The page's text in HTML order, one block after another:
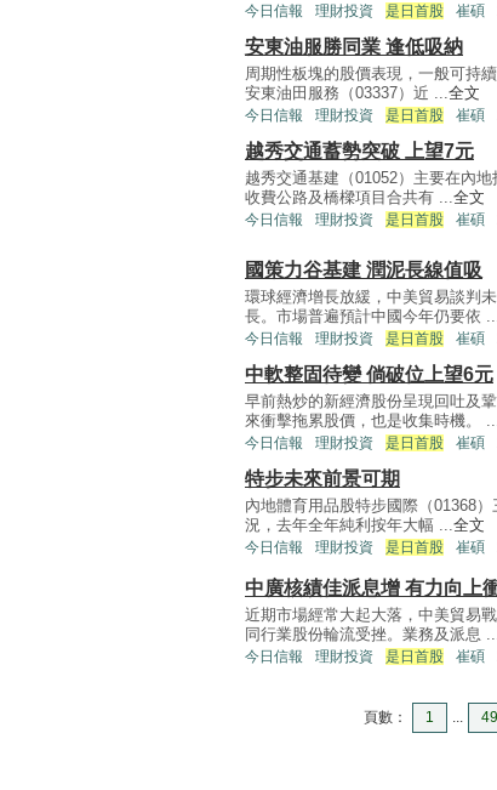
今日信報 理財投資 是日首股 崔碩
安東油服勝同業 逢低吸納
周期性板塊的股價表現，一般可持
安東油田服務（03337）近 ...全文
今日信報 理財投資 是日首股 崔碩
越秀交通蓄勢突破 上望7元
越秀交通基建（01052）主要在內
收費公路及橋樑項目合共有 ...全文
今日信報 理財投資 是日首股 崔碩
國策力谷基建 潤泥長線值吸
環球經濟增長放緩，中美貿易談判
長。市場普遍預計中國今年仍要依 ...
今日信報 理財投資 是日首股 崔碩
中軟整固待變 倘破位上望6元
早前熱炒的新經濟股份呈現回吐及
來衝擊拖累股價，也是收集時機。 ...
今日信報 理財投資 是日首股 崔碩
特步未來前景可期
內地體育用品股特步國際（01368
況，去年全年純利按年大幅 ... 全文
今日信報 理財投資 是日首股 崔碩
中廣核績佳派息增 有力向上
近期市場經常大起大落，中美貿易
同行業股份輪流受挫。業務及派息
今日信報 理財投資 是日首股 崔碩
頁數： 1 ... 49